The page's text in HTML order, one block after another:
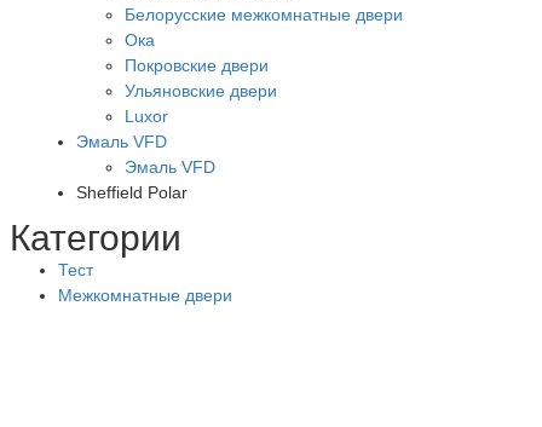
Белорусские межкомнатные двери
Ока
Покровские двери
Ульяновские двери
Luxor
Эмаль VFD
Эмаль VFD
Sheffield Polar
Категории
Тест
Межкомнатные двери